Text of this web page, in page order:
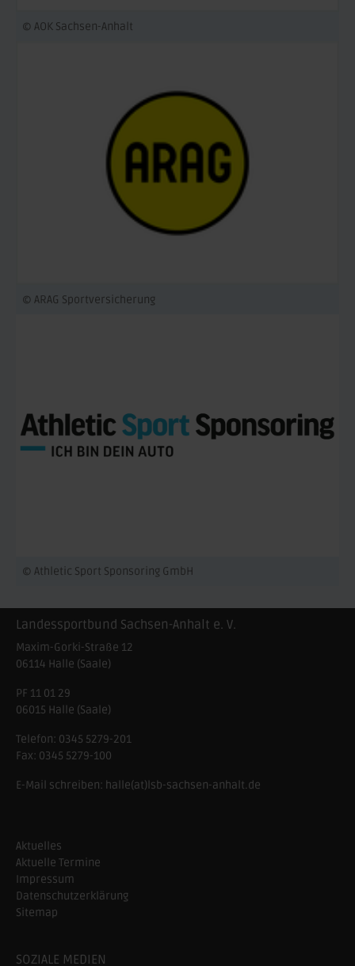
© AOK Sachsen-Anhalt
© ARAG Sportversicherung
© Athletic Sport Sponsoring GmbH
Landessportbund Sachsen-Anhalt e. V.
Maxim-Gorki-Straße 12
06114 Halle (Saale)
PF 11 01 29
06015 Halle (Saale)
Telefon: 0345 5279-201
Fax: 0345 5279-100
E-Mail schreiben: halle(at)lsb-sachsen-anhalt.de
Aktuelles
Aktuelle Termine
Impressum
Datenschutzerklärung
Sitemap
SOZIALE MEDIEN